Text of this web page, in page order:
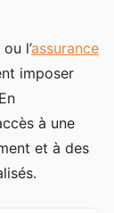
l’assurance
imposer
à une
et à des